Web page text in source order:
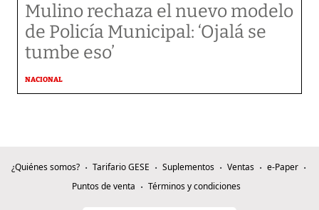
Mulino rechaza el nuevo modelo
de Policía Municipal: ‘Ojalá se
tumbe eso’
NACIONAL
¿Quiénes somos? Tarifario GESE Suplementos Ventas
e-Paper
Puntos de venta
Términos y condiciones